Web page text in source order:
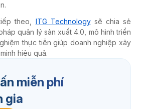
theo, ITG Technologysẽ chia sẻ
quản lý sản xuất 4.0, mô hình triển
thực tiễn giúp doanh nghiệp xây
hiệu quả.
miễn phí
gia